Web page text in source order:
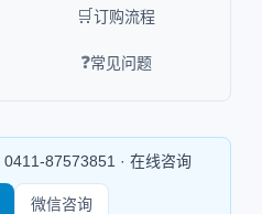
🛒订购流程
❓常见问题
0411-87573851 · 在线咨询
微信咨询